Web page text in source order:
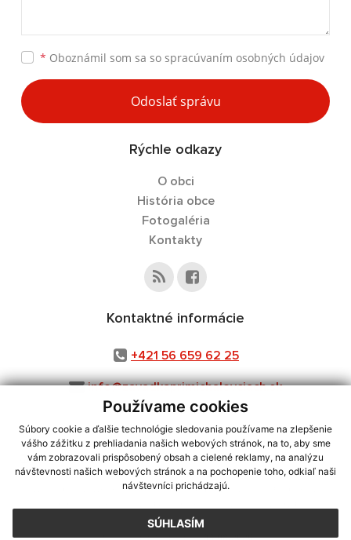
Používame cookies
Súbory cookie a ďalšie technológie sledovania používame na zlepšenie
vášho zážitku z prehliadania našich webových stránok, na to, aby sme
vám zobrazovali prispôsobený obsah a cielené reklamy, na analýzu
návštevnosti našich webových stránok a na pochopenie toho, odkiaľ naši
návštevníci prichádzajú.
SÚHLASÍM
* Oboznámil som sa so spracúvaním osobných údajov
Odoslať správu
Rýchle odkazy
O obci
História obce
Fotogaléria
Kontakty
Kontaktné informácie
+421 56 659 62 25
info@zavadkaprimichalovciach.sk
využite možnosť získavania aktuálnych informácií s využitím RSS
CMS systém (redakčný) systém ECHELON 2,Mapa stránok,web portál
webex.digital, s.r.o.,domény,registrácia domény
Posledná aktualizácia:03.08.2026